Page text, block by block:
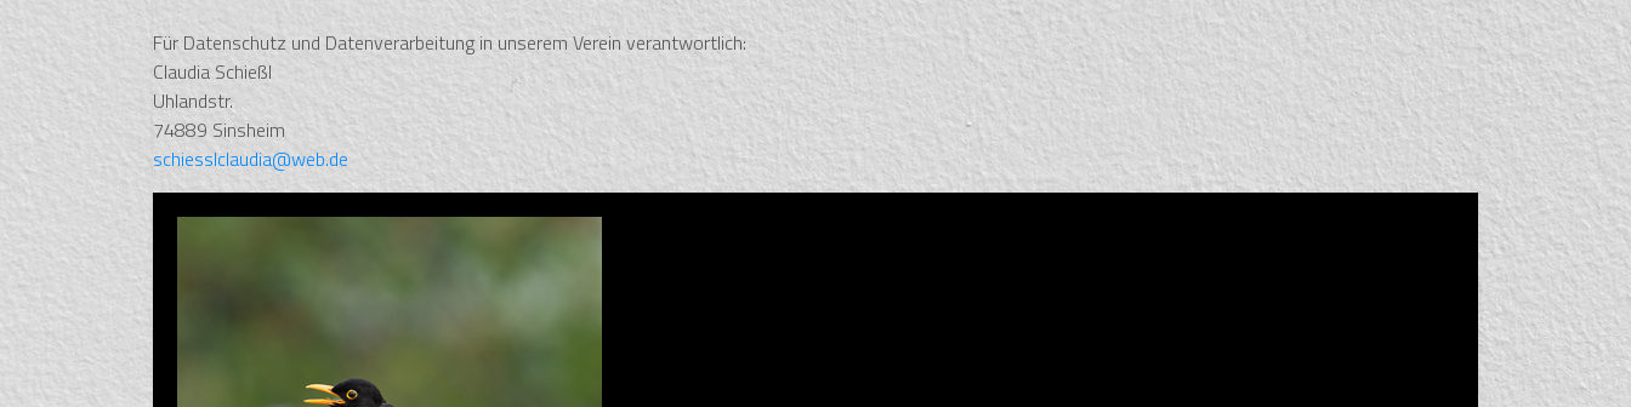
Für Datenschutz und Datenverarbeitung in unserem Verein verantwortlich:
Claudia Schießl
Uhlandstr.
74889 Sinsheim
schiesslclaudia@web.de